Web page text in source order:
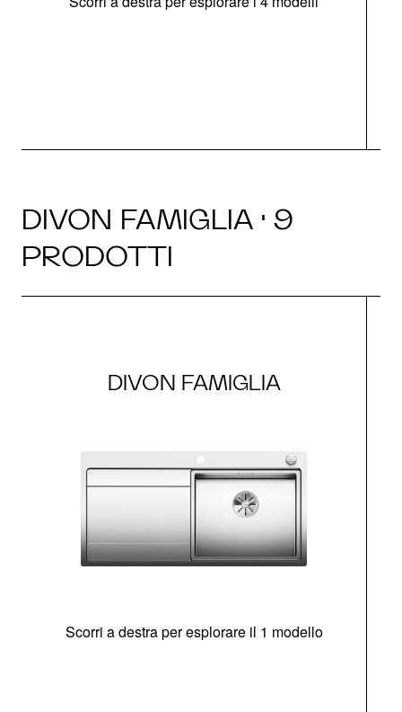
DIVON FAMIGLIA · 9
PRODOTTI
DIVON FAMIGLIA
Scorri a destra per esplorare il 1 modello